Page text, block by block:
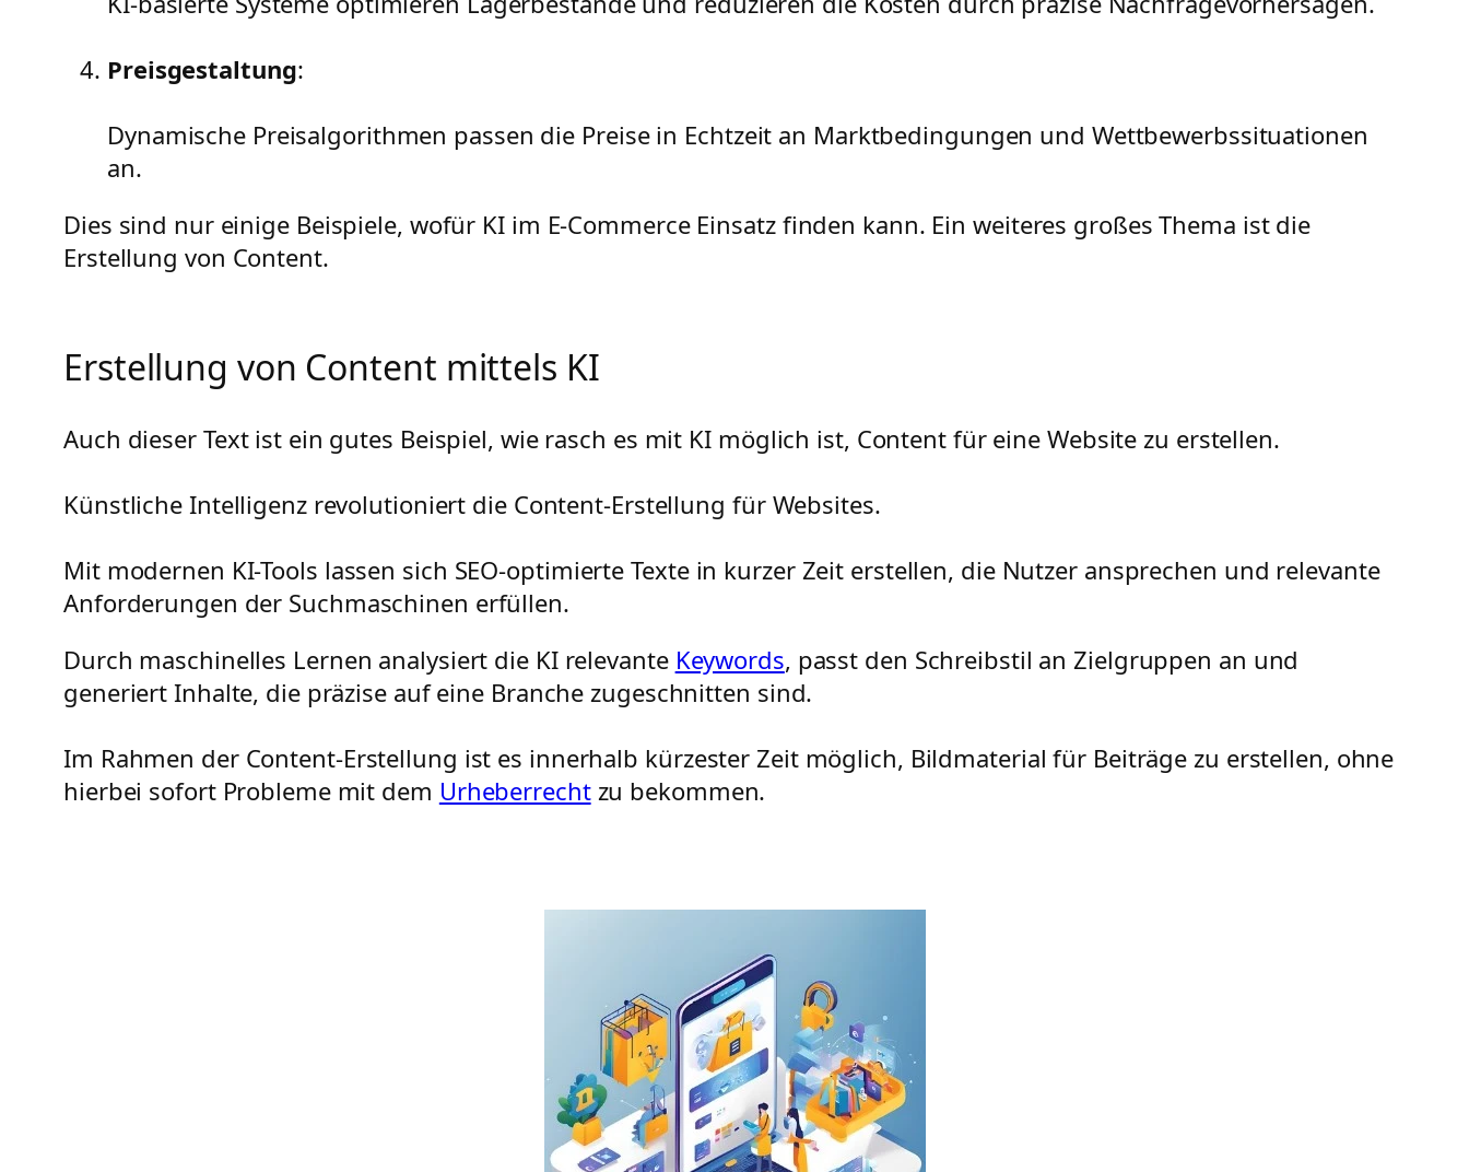
Preisgestaltung:
Dynamische Preisalgorithmen passen die Preise in Echtzeit an Marktbedingungen und Wettbewerbssituationen
an.
Dies sind nur einige Beispiele, wofür KI im E-Commerce Einsatz finden kann. Ein weiteres großes Thema ist die
Erstellung von Content.
Erstellung von Content mittels KI
Auch dieser Text ist ein gutes Beispiel, wie rasch es mit KI möglich ist, Content für eine Website zu erstellen.
Künstliche Intelligenz revolutioniert die Content-Erstellung für Websites.
Mit modernen KI-Tools lassen sich SEO-optimierte Texte in kurzer Zeit erstellen, die Nutzer ansprechen und relevante
Anforderungen der Suchmaschinen erfüllen.
Durch maschinelles Lernen analysiert die KI relevante Keywords, passt den Schreibstil an Zielgruppen an und
generiert Inhalte, die präzise auf eine Branche zugeschnitten sind.
Im Rahmen der Content-Erstellung ist es innerhalb kürzester Zeit möglich, Bildmaterial für Beiträge zu erstellen, ohne
hierbei sofort Probleme mit dem Urheberrechtzu bekommen.